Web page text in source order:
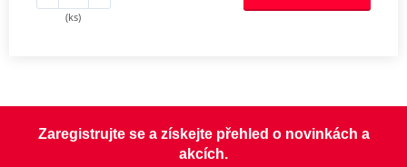
(ks)
Zaregistrujte se a získejte přehled o novinkách a
akcích.